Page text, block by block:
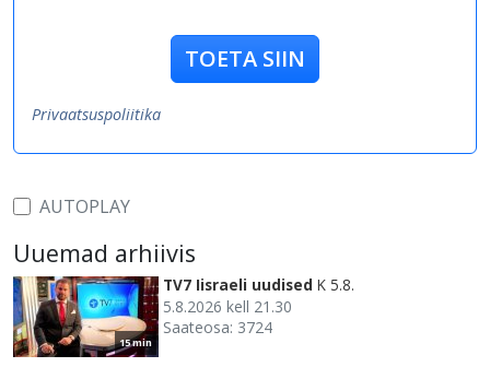
TOETA SIIN
Privaatsuspoliitika
AUTOPLAY
Uuemad arhiivis
15 min
TV7 Iisraeli uudised K 5.8.
5.8.2026 kell 21.30
Saateosa: 3724